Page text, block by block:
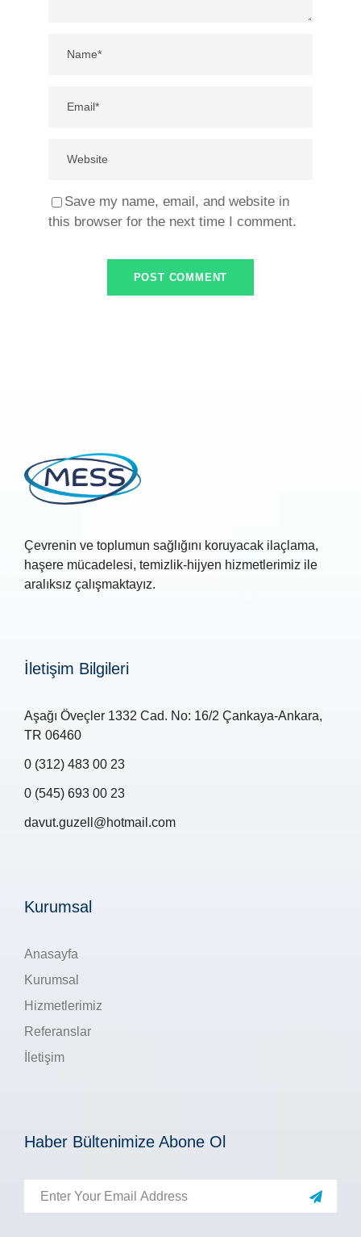
Save my name, email, and website in
this browser for the next time I comment.
Çevrenin ve toplumun sağlığını koruyacak ilaçlama,
haşere mücadelesi, temizlik-hijyen hizmetlerimiz ile
aralıksız çalışmaktayız.
İletişim Bilgileri
Aşağı Öveçler 1332 Cad. No: 16/2 Çankaya-Ankara,
TR 06460
0 (312) 483 00 23
0 (545) 693 00 23
davut.guzell@hotmail.com
Kurumsal
Anasayfa
Kurumsal
Hizmetlerimiz
Referanslar
İletişim
Haber Bültenimize Abone Ol